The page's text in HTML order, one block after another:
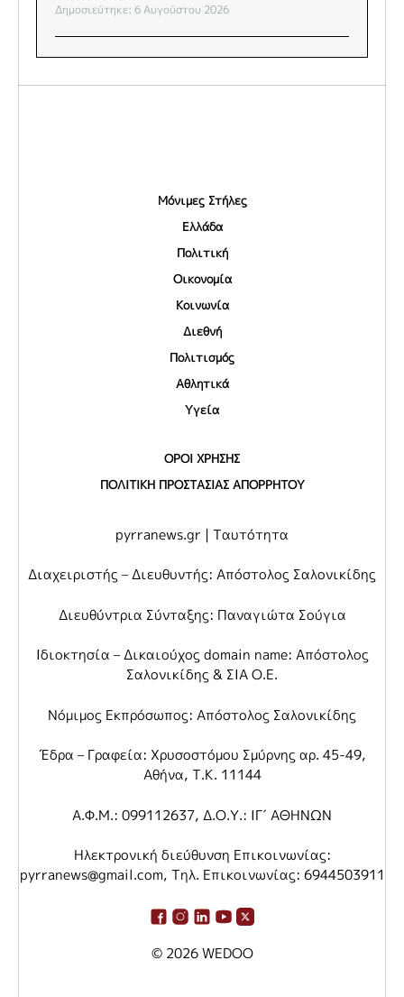
Δημοσιεύτηκε: 6 Αυγούστου 2026
Μόνιμες Στήλες
Ελλάδα
Πολιτική
Οικονομία
Κοινωνία
Διεθνή
Πολιτισμός
Αθλητικά
Υγεία
ΟΡΟΙ ΧΡΗΣΗΣ
ΠΟΛΙΤΙΚΗ ΠΡΟΣΤΑΣΙΑΣ ΑΠΟΡΡΗΤΟΥ
pyrranews.gr | Ταυτότητα
Διαχειριστής – Διευθυντής: Απόστολος Σαλονικίδης
Διευθύντρια Σύνταξης: Παναγιώτα Σούγια
Ιδιοκτησία – Δικαιούχος domain name: Απόστολος
Σαλονικίδης & ΣΙΑ Ο.Ε.
Νόμιμος Εκπρόσωπος: Απόστολος Σαλονικίδης
Έδρα – Γραφεία: Χρυσοστόμου Σμύρνης αρ. 45-49,
Αθήνα, Τ.Κ. 11144
Α.Φ.Μ.: 099112637, Δ.Ο.Υ.: ΙΓ΄ ΑΘΗΝΩΝ
Ηλεκτρονική διεύθυνση Επικοινωνίας:
pyrranews@gmail.com, Τηλ. Επικοινωνίας: 6944503911
© 2026WEDOO